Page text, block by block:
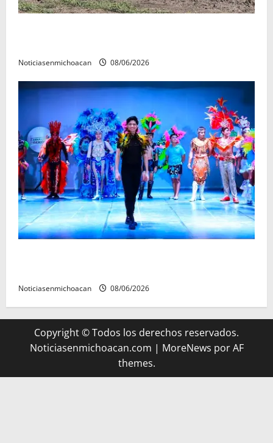
Noticiasenmichoacan 08/06/2026
Noticiasenmichoacan 08/06/2026
Copyright © Todos los derechos reservados.
Noticiasenmichoacan.com | MoreNews por AF
themes.